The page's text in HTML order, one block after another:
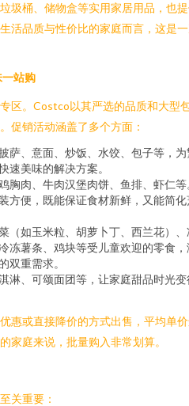
圾桶、储物盒等实用家居用品，也
活品质与性价比的家庭而言，这是
站购
区。Costco以其严选的品质和大型
促销活动涵盖了多个方面：
萨、意面、炒饭、水饺、包子等，为
速美味的解决方案。
胸肉、牛肉汉堡肉饼、鱼排、虾仁等
方便，既能保证食材新鲜，又能简化
（如玉米粒、胡萝卜丁、西兰花）、
冻薯条、鸡块等受儿童欢迎的零食，
双重需求。
淋、可颂面团等，让家庭甜品时光变
惠或直接降价的方式出售，平均单
家庭来说，批量购入非常划算。
关重要：